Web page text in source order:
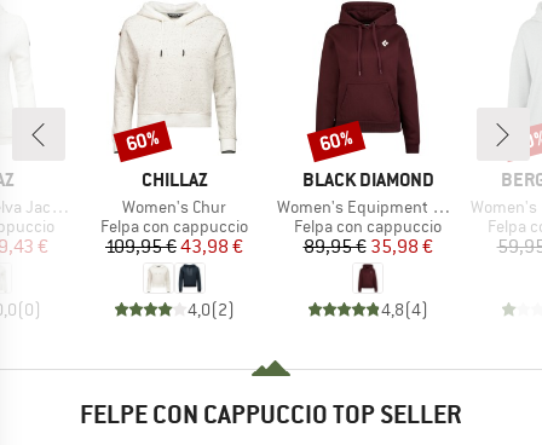
Jacket
ridotto
€
(0)
MARCHIO
CHILLAZ
Articolo
Women's Chur
Gruppo di prodotti
Felpa con cappuccio
Prezzo
109,95 €Prezzo ridotto
43,98 €
4,0(2)
Sconto
60%
MARCHIO
BLACK DIAMOND
Articolo
Women's Equipment For Alpinists Pullover Hoody
Gruppo di prodotti
Felpa con cappuccio
Prezzo
89,95 €Prezzo ridotto
35,98 €
4,8(4)
Sconto
60%
Articolo
Women's
Felpa
FELPE CON CAPPUCCIO TOP SELLER